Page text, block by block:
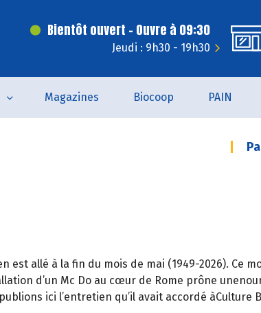
Bientôt ouvert - Ouvre à 09:30
Jeudi : 9h30 - 19h30
Magazines Biocoop PAIN
est allé à la fin du mois de mai (1949-2026). Ce
d’un Mc Do au cœur de Rome prône
ici l’entretien qu’il avait accordé àCulture